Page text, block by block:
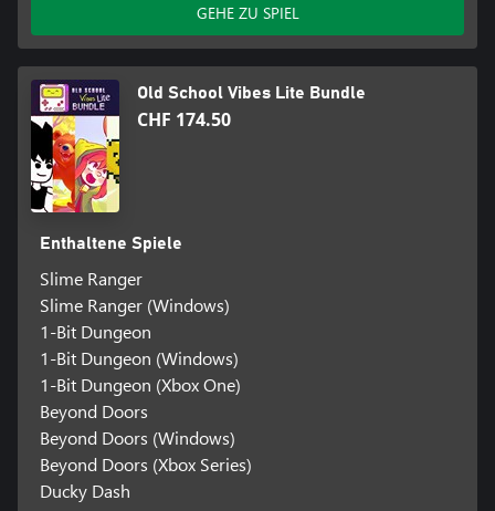
GEHE ZU SPIEL
Old School Vibes Lite Bundle
CHF 174.50
Enthaltene Spiele
Slime Ranger
Slime Ranger (Windows)
1-Bit Dungeon
1-Bit Dungeon (Windows)
1-Bit Dungeon (Xbox One)
Beyond Doors
Beyond Doors (Windows)
Beyond Doors (Xbox Series)
Ducky Dash